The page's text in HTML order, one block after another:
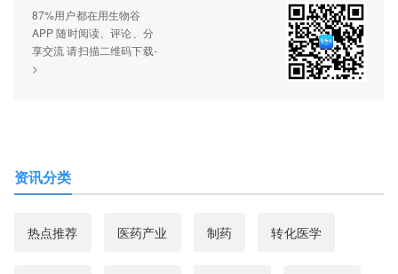
87%用户都在用生物谷
APP 随时阅读、评论、分
享交流 请扫描二维码下载-
>
资讯分类
热点推荐 医药产业 制药 转化医学